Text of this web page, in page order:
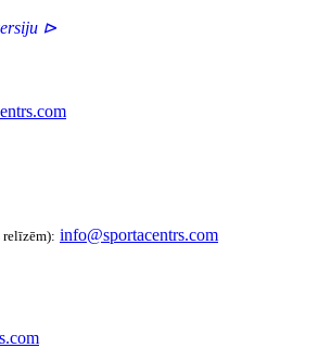
⊳
relīzēm): info@sportacentrs.com